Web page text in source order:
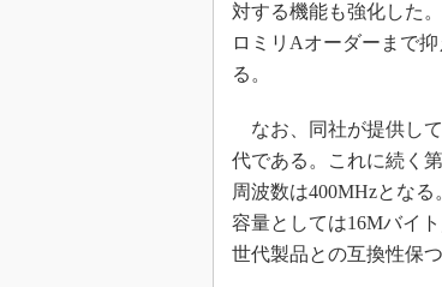
対する機能も強化した
ロミリAオーダーまで
る。
なお、同社が提供し
代である。これに続く
周波数は400MHzとな
容量としては16Mバイ
世代製品との互換性保